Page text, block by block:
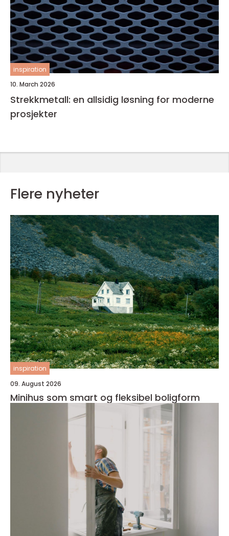
inspiration
10. March 2026
Strekkmetall: en allsidig løsning for moderne
prosjekter
Flere nyheter
inspiration
09. August 2026
Minihus som smart og fleksibel boligform